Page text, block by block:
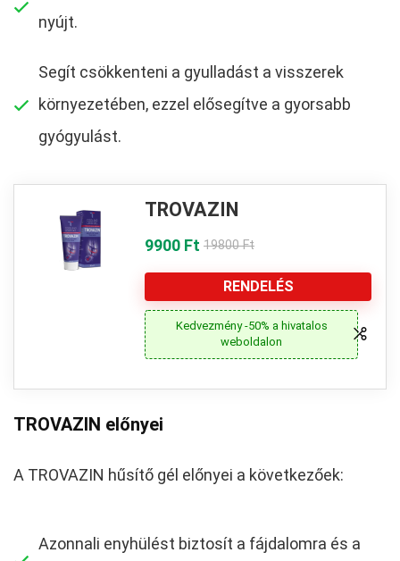
nyújt.
Segít csökkenteni a gyulladást a visszerek
környezetében, ezzel elősegítve a gyorsabb
gyógyulást.
TROVAZIN
9900 Ft 19800 Ft
RENDELÉS
Kedvezmény -50% a hivatalos
weboldalon
TROVAZIN előnyei
A TROVAZIN hűsítő gél előnyei a következőek:
Azonnali enyhülést biztosít a fájdalomra és a